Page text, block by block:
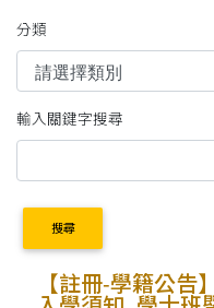
分類
輸入關鍵字搜尋
搜尋
【註冊-學籍公告